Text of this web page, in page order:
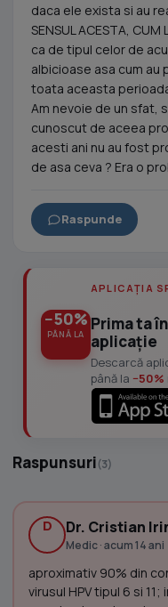
daca ele exista si au
SENSUL ACESTA,
ca de tipul celor de
albicioase asa cum au
toata aceasta
Am nevoie de un sfat,
cunoscut de aceea
acesti ani nu au fost
de asa ceva ? Era o
Raspunde
−50%
PÂNĂ LA
APLICAȚIA
Prima ta
aplicație
Descarcă
până la −50%
Raspunsuri(3)
D Dr. Cristian
Medic · acum 14 ani
aproximativ 90% din
virusul HPV tipul 6 si